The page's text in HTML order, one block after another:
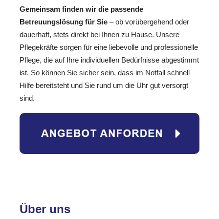
Gemeinsam finden wir die passende
Betreuungslösung für Sie – ob vorübergehend oder
dauerhaft, stets direkt bei Ihnen zu Hause. Unsere
Pflegekräfte sorgen für eine liebevolle und professionelle
Pflege, die auf Ihre individuellen Bedürfnisse abgestimmt
ist. So können Sie sicher sein, dass im Notfall schnell
Hilfe bereitsteht und Sie rund um die Uhr gut versorgt
sind.
Über uns